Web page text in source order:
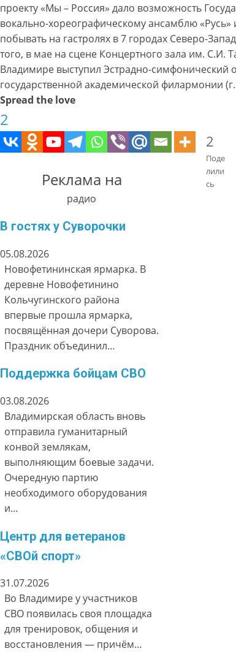
проекту «Мы – Россия» дало возможность
вокально-хореографическому ансамблю
побывать на гастролях в 7 городах Северо-
того, в мае на сцене Концертного зала им. С.И.
Владимире выступил Эстрадно-симфонический
государственной академической филармонии
Spread the love
2
2
Поде
лили
сь
Реклама на
радио
В гостях у Суворочки
05.08.2026
Новофетининская ярмарка. В
деревне Новофетинино
Кольчугинского района
впервые прошла ярмарка,
посвящённая дочери Суворова.
Праздник объединил…
Поддержка бойцам СВО
03.08.2026
Владимирская область вновь
отправила гуманитарный
конвой землякам,
выполняющим боевые задачи.
Очередную партию
необходимого оборудования
и…
Центр для ветеранов
«СВОй спорт»
31.07.2026
Во Владимире у участников
СВО появилась своя площадка
для тренировок, общения и
восстановления — причём…